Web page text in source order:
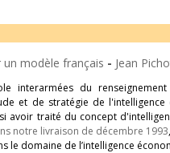
un modèle français - Jean
interarmées du
et de stratégie de
avoir traité du concept
notre livraison de décembre 1993
le domaine de l’intelligence